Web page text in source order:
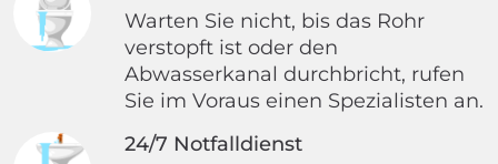
Warten Sie nicht, bis das Rohr
verstopft ist oder den
Abwasserkanal durchbricht, rufen
Sie im Voraus einen Spezialisten an.
24/7 Notfalldienst